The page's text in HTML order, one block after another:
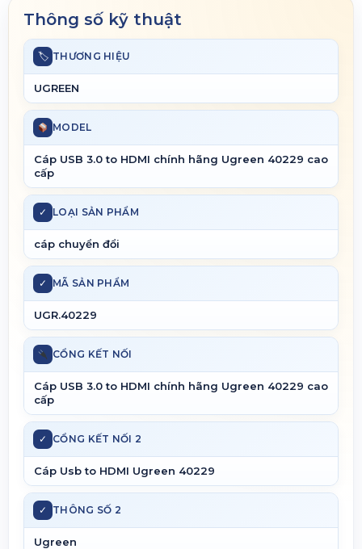
Thông số kỹ thuật
🏷 THƯƠNG HIỆU
UGREEN
MODEL
Cáp USB 3.0 to HDMI chính hãng Ugreen 40229 cao
cấp
✓ LOẠI SẢN PHẨM
cáp chuyển đổi
✓ MÃ SẢN PHẨM
UGR.40229
CỔNG KẾT NỐI
Cáp USB 3.0 to HDMI chính hãng Ugreen 40229 cao
cấp
✓ CỔNG KẾT NỐI 2
Cáp Usb to HDMI Ugreen 40229
✓ THÔNG SỐ 2
Ugreen